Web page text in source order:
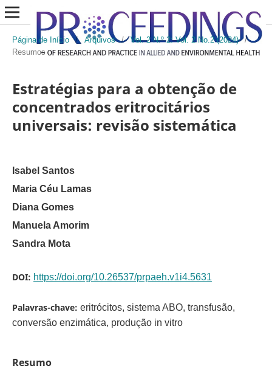
Página de Início / Arquivos / Vol. 2 N.º 2: Vol. 2 No.2 (2024)
/
Resumos
Estratégias para a obtenção de
concentrados eritrocitários
universais: revisão sistemática
Isabel Santos
Maria Céu Lamas
Diana Gomes
Manuela Amorim
Sandra Mota
DOI: https://doi.org/10.26537/prpaeh.v1i4.5631
Palavras-chave: eritrócitos, sistema ABO, transfusão,
conversão enzimática, produção in vitro
Resumo